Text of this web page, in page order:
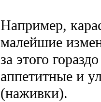
Например,
малейшие
за этого
аппетитные и
(наживки).